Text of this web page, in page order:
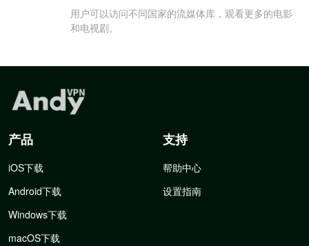
用户可以访问不同国家的流媒体库，观看更多的电影
和电视剧。
产品
iOS下载
Android下载
Windows下载
macOS下载
支持
帮助中心
设置指南